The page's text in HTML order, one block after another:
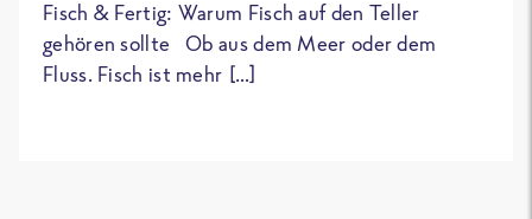
Fisch & Fertig: Warum Fisch auf den Teller
gehören sollte Ob aus dem Meer oder dem
Fluss. Fisch ist mehr […]